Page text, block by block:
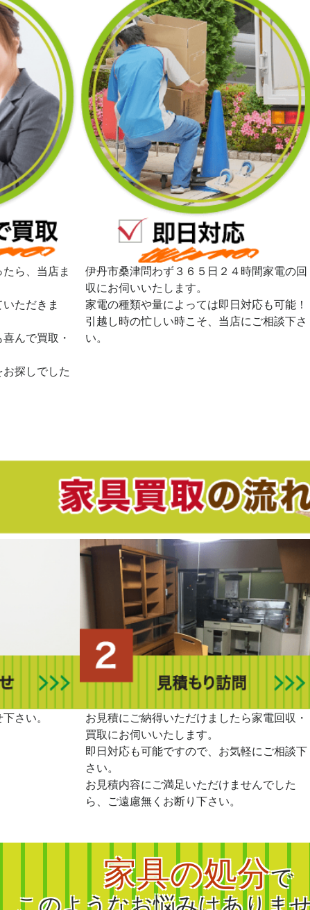
ら、当店ま
ただきま
んで買取・
探しでした
伊丹市桑津問わず３６５日２４時間家電の回
収にお伺いいたします。
家電の種類や量によっては即日対応も可能！
引越し時の忙しい時こそ、当店にご相談下さ
い。
さい。
お見積にご納得いただけましたら家電回収・
買取にお伺いいたします。
即日対応も可能ですので、お気軽にご相談下
さい。
お見積内容にご満足いただけませんでした
ら、ご遠慮無くお断り下さい。
家具の処分で